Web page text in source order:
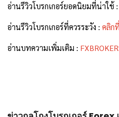
อ่านรีวิวโบรกเกอร์ยอดนิยมที่น่าใช้ :
อ่านรีวิวโบรกเกอร์ที่ควรระวัง : คลิก
อ่านบทความเพิ่มเติม :